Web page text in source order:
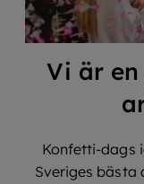
Vi är
Konfetti-dags
Sveriges bästa